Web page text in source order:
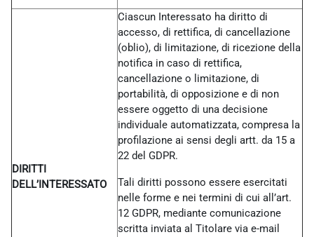
DIRITTI
DELL’INTERESSATO
Ciascun Interessato ha diritto di
accesso, di rettifica, di cancellazione
(oblio), di limitazione, di ricezione della
notifica in caso di rettifica,
cancellazione o limitazione, di
portabilità, di opposizione e di non
essere oggetto di una decisione
individuale automatizzata, compresa la
profilazione ai sensi degli artt. da 15 a
22 del GDPR.
Tali diritti possono essere esercitati
nelle forme e nei termini di cui all’art.
12 GDPR, mediante comunicazione
scritta inviata al Titolare via e-mail